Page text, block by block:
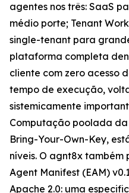
agentes nos três: SaaS
médio porte; Tenant
single-tenant para
plataforma completa
cliente com zero acesso
tempo de execução,
sistemicamente
Computação poolada
Bring-Your-Own-Key,
níveis. O agnt8x também
Agent Manifest (EAM)
Apache 2.0: uma